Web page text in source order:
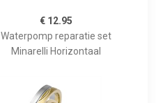
€ 12.95
Waterpomp reparatie set
Minarelli Horizontaal